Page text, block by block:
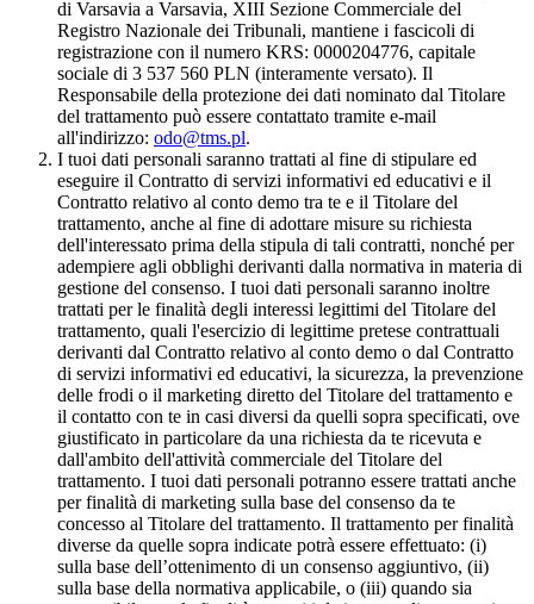
di Varsavia a Varsavia, XIII Sezione Commerciale del
Registro Nazionale dei Tribunali, mantiene i fascicoli di
registrazione con il numero KRS: 0000204776, capitale
sociale di 3 537 560 PLN (interamente versato). Il
Responsabile della protezione dei dati nominato dal Titolare
del trattamento può essere contattato tramite e-mail
all'indirizzo: odo@tms.pl.
I tuoi dati personali saranno trattati al fine di stipulare ed
eseguire il Contratto di servizi informativi ed educativi e il
Contratto relativo al conto demo tra te e il Titolare del
trattamento, anche al fine di adottare misure su richiesta
dell'interessato prima della stipula di tali contratti, nonché per
adempiere agli obblighi derivanti dalla normativa in materia di
gestione del consenso. I tuoi dati personali saranno inoltre
trattati per le finalità degli interessi legittimi del Titolare del
trattamento, quali l'esercizio di legittime pretese contrattuali
derivanti dal Contratto relativo al conto demo o dal Contratto
di servizi informativi ed educativi, la sicurezza, la prevenzione
delle frodi o il marketing diretto del Titolare del trattamento e
il contatto con te in casi diversi da quelli sopra specificati, ove
giustificato in particolare da una richiesta da te ricevuta e
dall'ambito dell'attività commerciale del Titolare del
trattamento. I tuoi dati personali potranno essere trattati anche
per finalità di marketing sulla base del consenso da te
concesso al Titolare del trattamento. Il trattamento per finalità
diverse da quelle sopra indicate potrà essere effettuato: (i)
sulla base dell’ottenimento di un consenso aggiuntivo, (ii)
sulla base della normativa applicabile, o (iii) quando sia